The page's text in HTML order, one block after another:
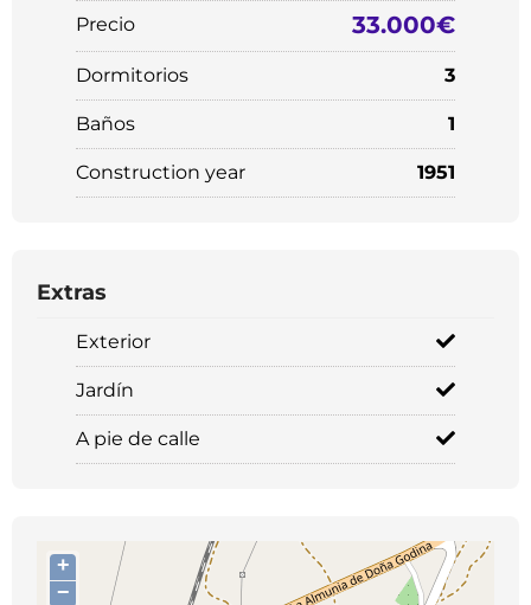
Precio 33.000€
Dormitorios 3
Baños 1
Construction year 1951
Extras
Exterior
Jardín
A pie de calle
+
−